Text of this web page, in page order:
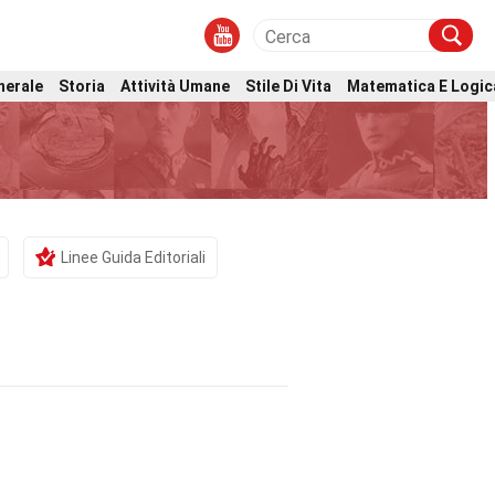
Storia Attività Umane Stile Di Vita Matematica E
Linee Guida Editoriali